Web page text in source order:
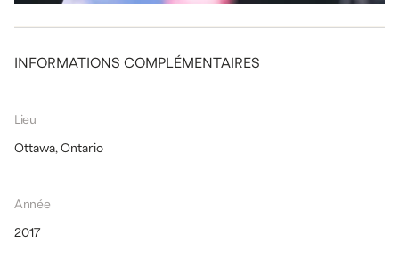
INFORMATIONS COMPLÉMENTAIRES
Lieu
Ottawa, Ontario
Année
2017